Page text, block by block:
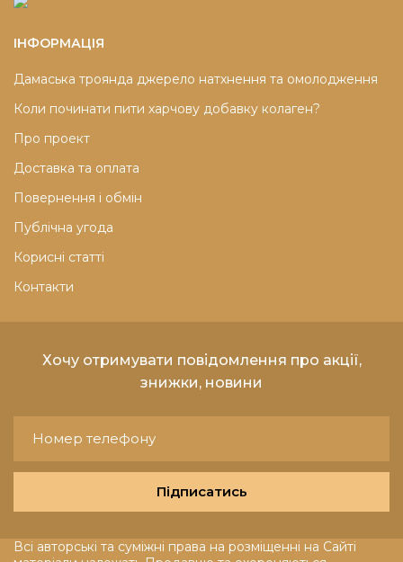
ІНФОРМАЦІЯ
Дамаська троянда джерело натхнення та омолодження
Коли починати пити харчову добавку колаген?
Про проект
Доставка та оплата
Повернення і обмін
Публічна угода
Корисні статті
Контакти
Хочу отримувати повідомлення про акції,
знижки, новини
Підписатись
Всі авторські та суміжні права на розміщенні на Сайті